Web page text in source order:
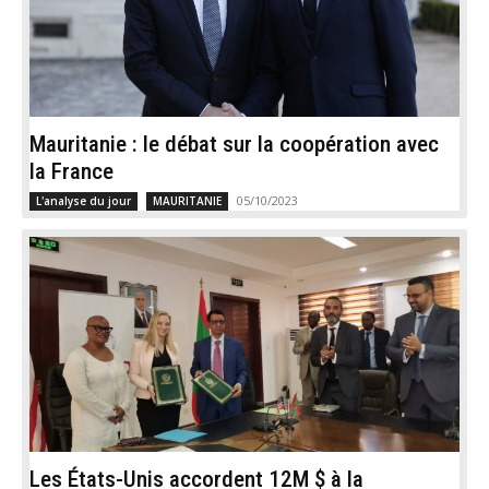
Mauritanie : le débat sur la coopération avec
la France
L'analyse du jour MAURITANIE 05/10/2023
Les États-Unis accordent 12M $ à la